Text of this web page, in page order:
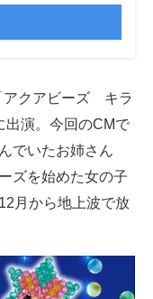
アクアビーズ キラ
出演。今回のCMで
でいたお姉さん
ズを始めた女の子
月から地上波で放